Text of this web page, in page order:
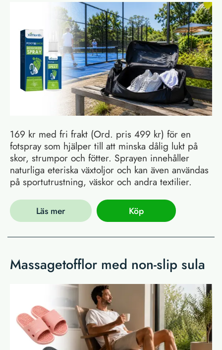
169 kr med fri frakt (Ord. pris 499 kr) för en
fotspray som hjälper till att minska dålig lukt på
skor, strumpor och fötter. Sprayen innehåller
naturliga eteriska växtoljor och kan även användas
på sportutrustning, väskor och andra textilier.
Läs mer Köp
Massagetofflor med non-slip sula